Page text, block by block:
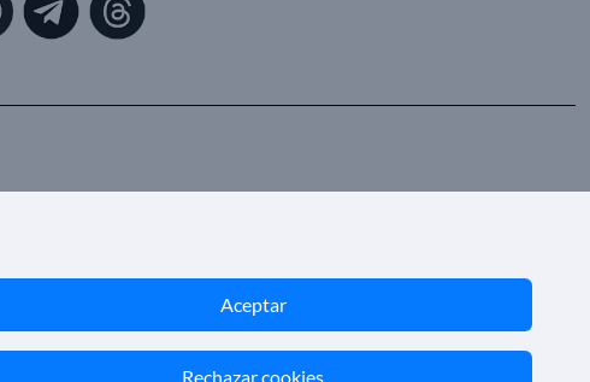
Aceptar
Rechazar cookies